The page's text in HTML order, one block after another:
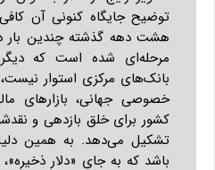
توضیح جایگاه کنونی آن
هشت دهه گذشته چندین بار
مرحله‌ای شده است که دیگر
بانک‌های مرکزی استوار
خصوصی جهانی، بازارهای
کشور برای خلق بازدهی و
تشکیل می‌دهد. به همین
باشد که به جای «دلار